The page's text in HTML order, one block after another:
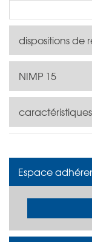
dispositions de
NIMP 15
Espace